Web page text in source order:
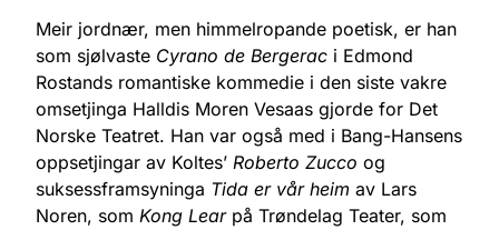
Meir jordnær, men himmelropande poetisk, er han
som sjølvaste Cyrano de Bergerac i Edmond
Rostands romantiske kommedie i den siste vakre
omsetjinga Halldis Moren Vesaas gjorde for Det
Norske Teatret. Han var også med i Bang-Hansens
oppsetjingar av Koltes’ Roberto Zucco og
suksessframsyninga Tida er vår heim av Lars
Noren, som Kong Learpå Trøndelag Teater, som